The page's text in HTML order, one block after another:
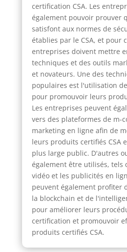
certification CSA. Les
également pouvoir prouver
satisfont aux normes de
établies par le CSA, et pour
entreprises doivent mettre
techniques et des outils
et novateurs. Une des
populaires est l'utilisation
pour promouvoir leurs
Les entreprises peuvent
vers des plateformes de m-
marketing en ligne afin de
leurs produits certifiés CSA
plus large public. D'autres
également être utilisés, tels
vidéo et les publicités en
peuvent également profiter
la blockchain et de
pour améliorer leurs
certification et promouvoir
produits certifiés CSA.